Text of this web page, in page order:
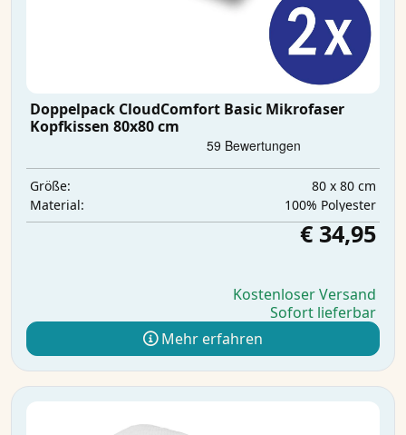
Doppelpack CloudComfort Basic Mikrofaser
Kopfkissen 80x80 cm
Größe:
80 x 80 cm
Material:
‎100% Polyester
€ 34,95
Kostenloser Versand
Sofort lieferbar
Mehr erfahren